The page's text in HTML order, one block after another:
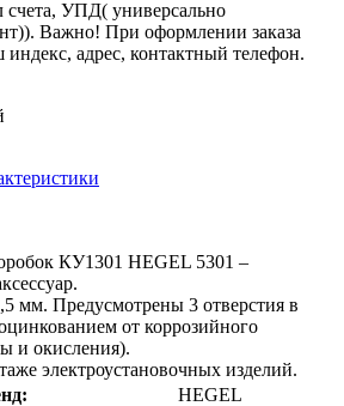
счета, УПД( универсально
Важно! При оформлении заказа
адрес, контактный телефон.
КУ1301 HEGEL 5301 –
мм. Предусмотрены 3 отверстия в
от коррозийного
и окисления).
электроустановочных изделий.
HEGEL